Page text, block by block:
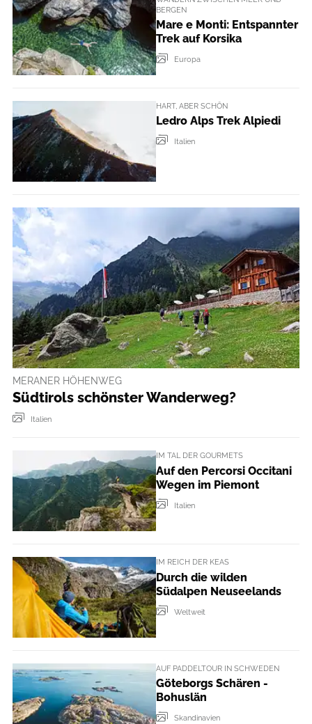
BERGEN
Mare e Monti: Entspannter
Trek auf Korsika
Europa
HART, ABER SCHÖN
Ledro Alps Trek Alpiedi
Italien
MERANER HÖHENWEG
Südtirols schönster Wanderweg?
Italien
IM TAL DER GOURMETS
Auf den Percorsi Occitani
Wegen im Piemont
Italien
IM REICH DER KEAS
Durch die wilden
Südalpen Neuseelands
Weltweit
AUF PADDELTOUR IN SCHWEDEN
Göteborgs Schären -
Bohuslän
Skandinavien